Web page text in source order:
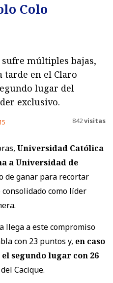
Colo
múltiples bajas,
en el Claro
lugar del
exclusivo.
842visitas
Universidad Católica
a Universidad de
de ganar para recortar
como líder
llega a este compromiso
con 23 puntos y, en caso
segundo lugar con 26
Cacique.